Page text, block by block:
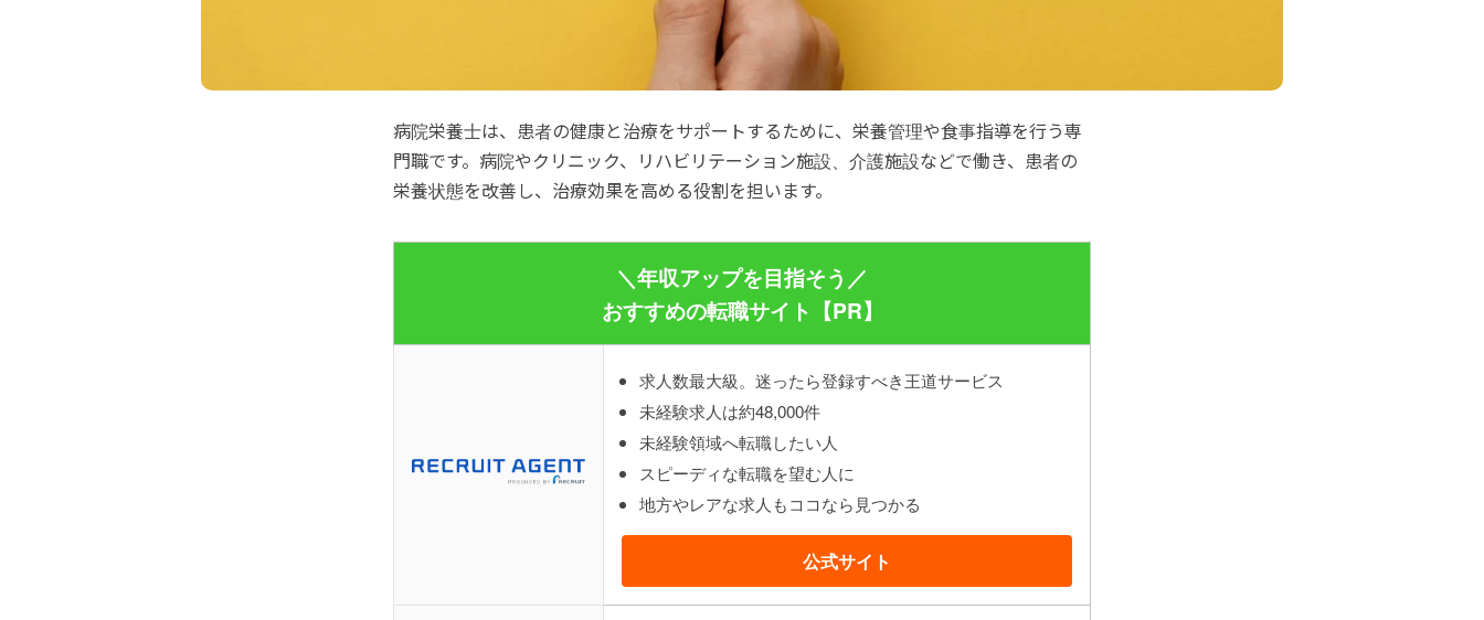
病院栄養士は、患者の健康と治療をサポートするために、栄養管理や食事指導を行う専
門職です。病院やクリニック、リハビリテーション施設、介護施設などで働き、患者の
栄養状態を改善し、治療効果を高める役割を担います。
＼年収アップを目指そう／
おすすめの転職サイト【PR】
求人数最大級。迷ったら登録すべき王道サービス
未経験求人は約48,000件
未経験領域へ転職したい人
スピーディな転職を望む人に
地方やレアな求人もココなら見つかる
公式サイト